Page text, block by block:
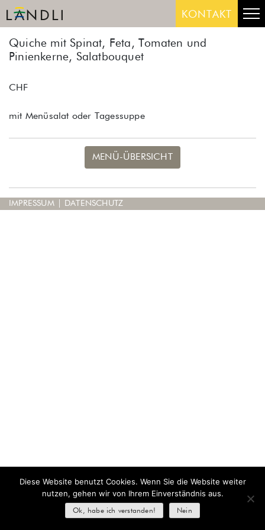
Skip
to
KONTAKT
Quiche mit Spinat, Feta, Tomaten und
Pinienkerne, Salatbouquet
CHF
mit Menüsalat oder Tagessuppe
MENÜ-ÜBERSICHT
IMPRESSUM DATENSCHUTZ
Diese Website benutzt Cookies. Wenn Sie die Website weiter
nutzen, gehen wir von Ihrem Einverständnis aus.
Ok, habe ich verstanden! Nein